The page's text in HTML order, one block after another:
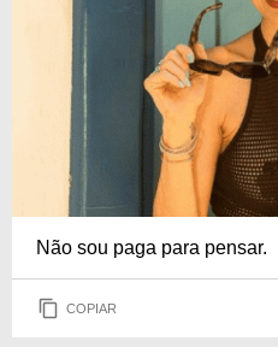
Não sou paga para pensar.
COPIAR